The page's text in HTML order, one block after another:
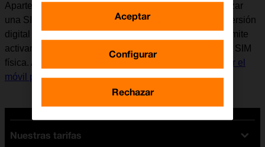
Aparte de la tarjeta SIM predeterminada se puede utilizar
una SIM virtual (eSIM) en el móvil. Una eSIM es una versión
digital de la tarjeta SIM que ya conocemos, la cual permite
activar una línea móvil sin tener que utilizar una tarjeta SIM
física. Antes de activar la eSIM, es necesario
configurar el
móvil para internetoconectarse a una red Wi-Fi.
Nuestras tarifas
Configurar
Rechazar
Aceptar